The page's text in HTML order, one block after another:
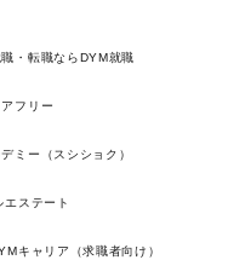
・転職ならDYM就職
フリー
ミー（スシショク）
ステート
キャリア（求職者向け）